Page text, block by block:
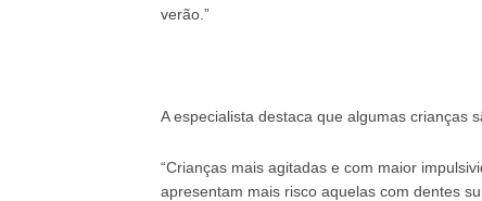
verão.”
A especialista destaca que algumas crianças
“Crianças mais agitadas e com maior
apresentam mais risco aquelas com dentes